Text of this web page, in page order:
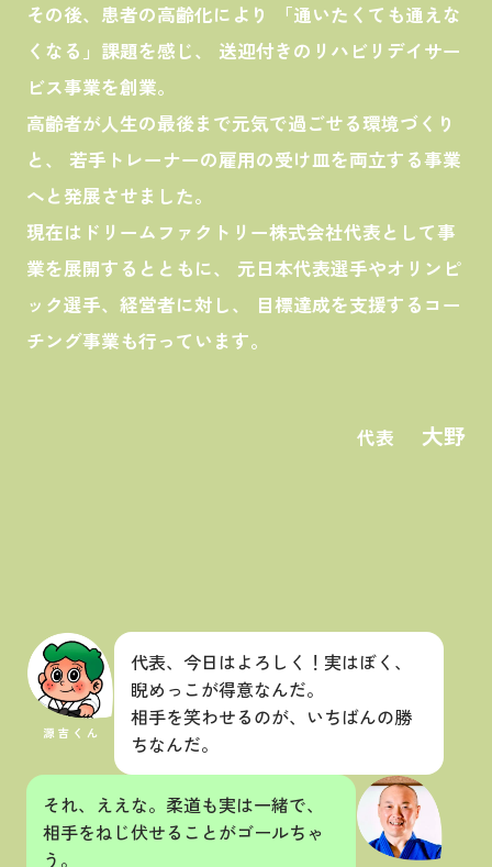
その後、患者の高齢化により 「通いたくても通えな
くなる」課題を感じ、 送迎付きのリハビリデイサー
ビス事業を創業。
高齢者が人生の最後まで元気で過ごせる環境づくり
と、 若手トレーナーの雇用の受け皿を両立する事業
へと発展させました。
現在はドリームファクトリー株式会社代表として事
業を展開するとともに、 元日本代表選手やオリンピ
ック選手、経営者に対し、 目標達成を支援するコー
チング事業も行っています。
代表 大野
代表、今日はよろしく！実はぼく、
睨めっこが得意なんだ。
相手を笑わせるのが、いちばんの勝
ちなんだ。
それ、ええな。柔道も実は一緒で、
相手をねじ伏せることがゴールちゃ
う。